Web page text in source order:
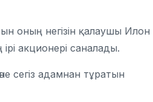
оның негізін қалаушы Илон
акционері саналады.
сегіз адамнан тұратын